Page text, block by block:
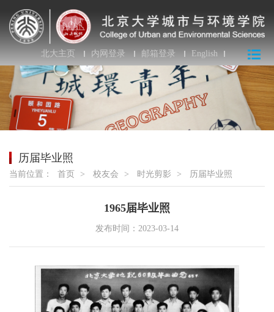
北大主页 内网登录 邮箱登录 English
历届毕业照
当前位置： 首页 > 校友会 > 时光剪影 > 历届毕业照
1965届毕业照
发布时间：2023-03-14